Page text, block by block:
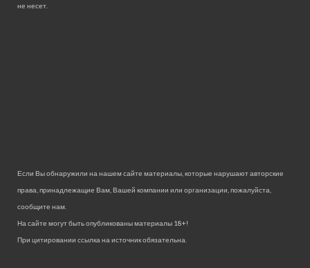
не несет.
Если Вы обнаружили на нашем сайте материалы, которые нарушают авторские
права, принадлежащие Вам, Вашей компании или организации, пожалуйста,
сообщите нам.
На сайте могут быть опубликованы материалы 18+!
При цитировании ссылка на источник обязательна.